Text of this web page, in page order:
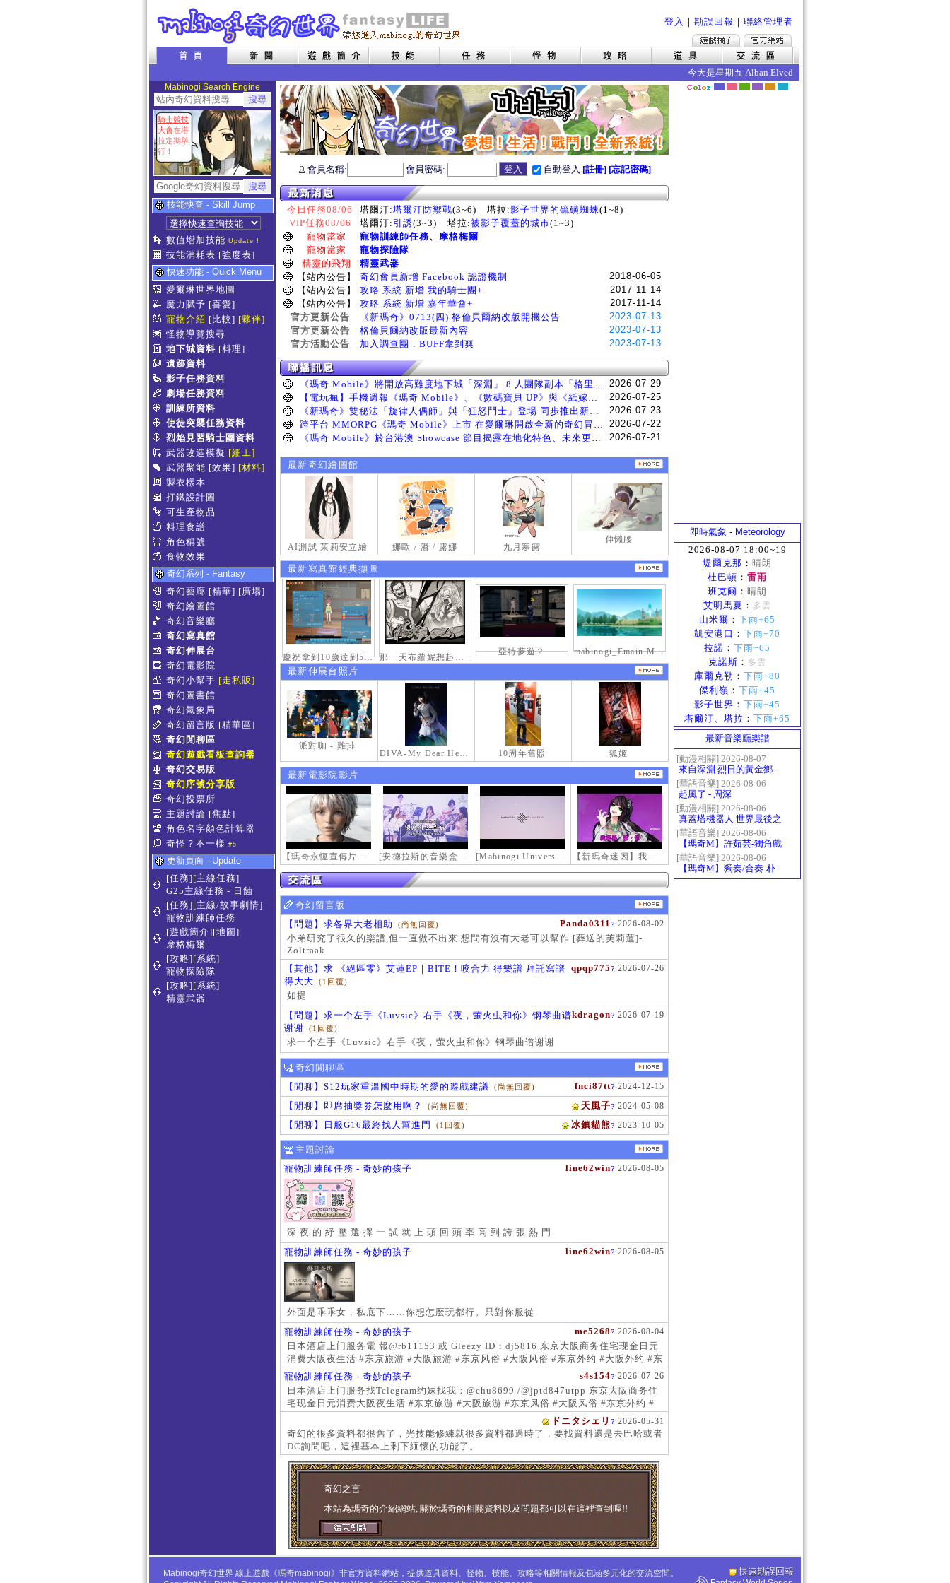
登入 ｜ 勘誤回報 ｜ 聯絡管理者
今天是星期五 Alban Elved 愛爾琳秋收 今日的效果如下 ‧死亡
Mabinogi Search Engine
騎士競技
大會在塔
拉定期舉
行！
技能快查 - Skill Jump
數值增加技能 Update !
技能消耗表 [強度表]
快速功能 - Quick Menu
愛爾琳世界地圖
魔力賦予 [喜愛]
寵物介紹 [比較] [夥伴]
怪物導覽搜尋
地下城資料 [料理]
遺跡資料
影子任務資料
劇場任務資料
訓練所資料
使徒突襲任務資料
烈焰見習騎士團資料
武器改造模擬 [細工]
武器聚能 [效果] [材料]
製衣樣本
打鐵設計圖
可生產物品
料理食譜
角色稱號
食物效果
奇幻系列 - Fantasy
奇幻藝廊 [精華] [廣場]
奇幻繪圖館
奇幻音樂廳
奇幻寫真館
奇幻伸展台
奇幻電影院
奇幻小幫手 [走私販]
奇幻圖書館
奇幻氣象局
奇幻留言版 [精華區]
奇幻閒聊區
奇幻遊戲看板查詢器
奇幻交易版
奇幻序號分享版
奇幻投票所
主題討論 [焦點]
角色名字顏色計算器
奇怪？不一樣 #5
更新頁面 - Update
[任務][主線任務]
G25主線任務 - 日蝕
[任務][主線/故事劇情]
寵物訓練師任務
[遊戲簡介][地圖]
摩格梅爾
[攻略][系統]
寵物探險隊
[攻略][系統]
精靈武器
會員名稱: 會員密碼: 自動登入 [註冊] [忘記密碼]
今日任務08/06 塔爾汀:塔爾汀防禦戰(3~6) 塔拉:影子世界的硫磺蜘蛛(1~8)
VIP任務08/06
塔爾汀: 引誘(3~3) 塔拉:被影子覆蓋的城市(1~3)
寵物當家
寵物訓練師任務、 摩格梅爾
寵物當家
寵物探險隊
精靈的飛翔
精靈武器
【站內公告】
奇幻會員新增 Facebook 認證機制
2018-06-05
【站內公告】
攻略 系統 新增 我的騎士團+
2017-11-14
【站內公告】
攻略 系統 新增 嘉年華會+
2017-11-14
官方更新公告
《新瑪奇》0713(四) 格倫貝爾納改版開機公告
2023-07-13
官方更新公告
格倫貝爾納改版最新內容
2023-07-13
官方活動公告
加入調查團，BUFF拿到爽 2023-07-13
《瑪奇 Mobile》將開放高難度地下城「深淵」 8 人團隊副本「格里斯貝恩」將於 8 月 5 日登場
2026-07-29
【電玩瘋】手機週報《瑪奇 Mobile》、《數碼寶貝 UP》與《紙嫁衣 9 羅浮夢》等遊戲
2026-07-25
《新瑪奇》雙秘法「旋律人偶師」與「狂怒鬥士」登場 同步推出新系統「神秘工坊」
2026-07-23
跨平台 MMORPG《瑪奇 Mobile》上市 在愛爾琳開啟全新的奇幻冒險生活
2026-07-22
《瑪奇 Mobile》於台港澳 Showcase 節目揭露在地化特色、未來更新計畫等內容 首次公開台灣動畫
2026-07-21
最新奇幻繪圖館
AI測試 茉莉安立繪 娜歐 / 潘 / 露娜 九月寒露
伸懶腰
最新寫真館經典擷圖
慶祝拿到10歲達到50級稱號紀念照 那一天布蘿妮想起老佛的奶油手
亞特夢遊？ mabinogi_Emain Macha_0900-1200_1
最新伸展台照片
派對咖 - 雞排
DIVA-My Dear Heroine- 10周年舊照 狐姬
最新電影院影片
【瑪奇永恆宣傳片】最初的感動 [安德拉斯的音樂盒｜靈魂的音樂盒] Mabinogi OST - Music Box of the Soul | Crossover COVER [Mabinogi Universe] 謝謝你來到這個世界... 【新瑪奇迷因】我更喜歡你
奇幻留言版
Panda0311 ? 2026-08-02
【問題】求各界大老相助 (尚無回覆)
小弟研究了很久的樂譜,但一直做不出來 想問有沒有大老可以幫作 [葬送的芙莉蓮]-
Zoltraak
qpqp775 ? 2026-07-26
【其他】求 《絕區零》艾蓮EP｜BITE！咬合力 得樂譜 拜託寫譜
得大大
(1回覆)
如提
kdragon? 2026-07-19
【問題】求一个左手《Luvsic》右手《夜，萤火虫和你》钢琴曲谱
谢谢
(1回覆)
求一个左手《Luvsic》右手《夜，萤火虫和你》钢琴曲谱谢谢
奇幻閒聊區
fnci87tt? 2024-12-15
【閒聊】S12玩家重溫國中時期的愛的遊戲建議 (尚無回覆)
天風子? 2024-05-08
【閒聊】即席抽獎券怎麼用啊？ (尚無回覆)
冰鎮貓熊? 2023-10-05
【閒聊】日服G16最終找人幫進門 (1回覆)
主題討論
line62win? 2026-08-05
寵物訓練師任務 - 奇妙的孩子
深 夜 的 紓 壓 選 擇 一 試 就 上 頭 回 頭 率 高 到 誇 張 熱 門
line62win? 2026-08-05
寵物訓練師任務 - 奇妙的孩子
外面是乖乖女，私底下……你想怎麼玩都行。只對你服從
me5268 ? 2026-08-04
寵物訓練師任務 - 奇妙的孩子
日本酒店上门服务電 報@rb11153 或 Gleezy ID：dj5816 东京大阪商务住宅现金日元
消费大阪夜生活 #东京旅游 #大阪旅游 #东京风俗 #大阪风俗 #东京外约 #大阪外约 #东
京上门服务 #大阪上门服务新宿风俗 #梅田风俗 #歌舞伎町 #日本女孩 #大阪女孩 #日
本萝莉 #大阪萝莉 #日本学生妹
s4s154? 2026-07-26
寵物訓練師任務 - 奇妙的孩子
日本酒店上门服务找Telegram约妹找我：@chu8699 /@jptd847utpp 东京大阪商务住
宅现金日元消费大阪夜生活 #东京旅游 #大阪旅游 #东京风俗 #大阪风俗 #东京外约 #
大阪外约 #东京上门服务 #大阪上门服务新宿风俗 #梅田风俗 #歌舞伎町 #心斋桥风俗
#日本女孩 #大阪女孩 #日本萝莉 #大阪萝莉 #日本学生妹
ドニタシェリ ? 2026-05-31
奇幻的很多資料都很舊了，光技能修練就很多資料都過時了，要找資料還是去巴哈或者
DC詢問吧，這裡基本上剩下緬懷的功能了。
奇幻之言
本站為瑪奇的介紹網站, 關於瑪奇的相關資料以及問題都可以在這裡查到喔!!
即時氣象 - Meteorology
2026-08-07 18:00~19
堤爾克那 ： 晴朗
杜巴頓 ： 雷雨
班克爾 ： 晴朗
艾明馬夏 ： 多雲
山米爾 ： 下雨+65
凱安港口 ： 下雨+70
拉諾 ： 下雨+65
克諾斯 ： 多雲
庫爾克勒 ： 下雨+80
傑利嶺 ： 下雨+45
影子世界 ： 下雨+45
塔爾汀、塔拉 ： 下雨+65
最新音樂廳樂譜
[動漫相關] 2026-08-07
來自深淵 烈日的黃金鄉 -
Gravity
[華語音樂] 2026-08-06
起風了 - 周深
[動漫相關] 2026-08-06
真蓋塔機器人 世界最後之
日OP2 HEATS
[華語音樂] 2026-08-06
【瑪奇M】許茹芸-獨角戲
[華語音樂] 2026-08-06
【瑪奇M】獨奏/合奏-朴
樹-那些花兒
Mabinogi奇幻世界 線上遊戲《瑪奇mabinogi》非官方資料網站，提供道具資料、怪物、技能、攻略等相關情報及包涵多元化的交流空間。
快速勘誤回報